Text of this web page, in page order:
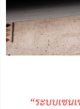
“ระบบเซน